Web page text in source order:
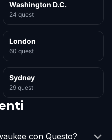
Washington D.C.
24 quest
London
60 quest
Sydney
29 quest
con Questo?